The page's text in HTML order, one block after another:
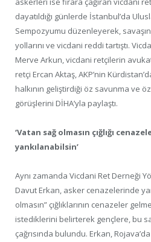
dayatıldığı günlerde İstanbul’da
Sempozyumu düzenleyerek,
yollarını ve vicdani reddi tartıştı.
Merve Arkun, vicdani retçilerin
retçi Ercan Aktaş, AKP’nin
halkının geliştirdiği öz savunma ve
görüşlerini DİHA’yla paylaştı.
‘Vatan sağ olmasın çığlığı
yankılanabilsin’
Aynı zamanda Vicdani Ret Derneği
Davut Erkan, asker cenazelerinde
olmasın” çığlıklarının cenazeler
istediklerini belirterek gençlere, bu
çağrısında bulundu. Erkan,